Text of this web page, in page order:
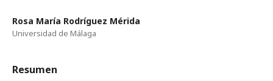
Rosa María Rodríguez Mérida
Universidad de Málaga
Resumen